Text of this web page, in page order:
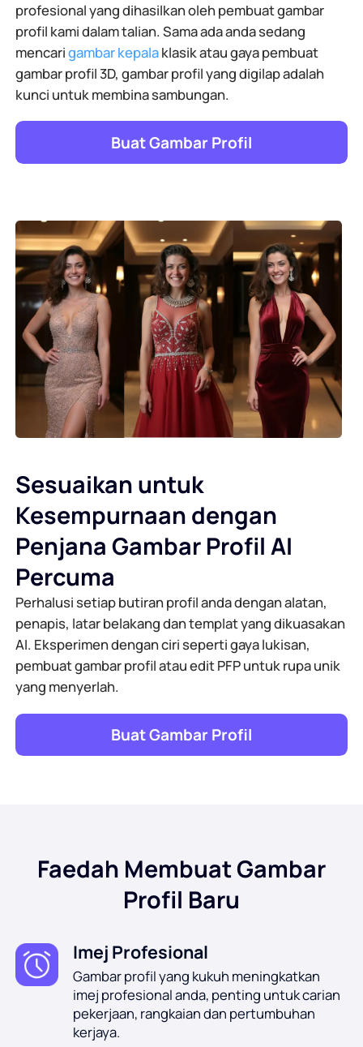
profesional yang dihasilkan oleh pembuat gambar
profil kami dalam talian. Sama ada anda sedang
mencarigambar kepalaklasik atau gaya pembuat
gambar profil 3D, gambar profil yang digilap adalah
kunci untuk membina sambungan.
Buat Gambar Profil
Sesuaikan untuk
Kesempurnaan dengan
Penjana Gambar Profil AI
Percuma
Perhalusi setiap butiran profil anda dengan alatan,
penapis, latar belakang dan templat yang dikuasakan
AI. Eksperimen dengan ciri seperti gaya lukisan,
pembuat gambar profil atau edit PFP untuk rupa unik
yang menyerlah.
Buat Gambar Profil
Faedah Membuat Gambar
Profil Baru
Imej Profesional
Gambar profil yang kukuh meningkatkan
imej profesional anda, penting untuk carian
pekerjaan, rangkaian dan pertumbuhan
kerjaya.